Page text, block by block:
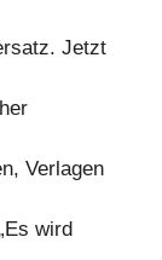
Jetzt
Verlagen
wird